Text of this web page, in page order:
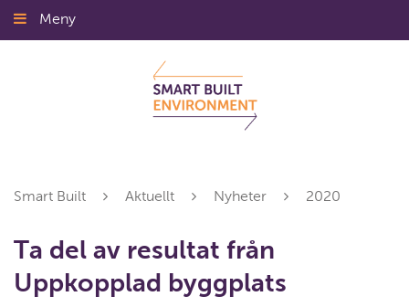
Gå
till
Meny
Smart Built Aktuellt Nyheter 2020
Ta del av resultat från
Uppkopplad byggplats